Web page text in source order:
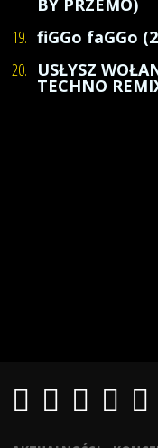
19. fiGGo faGGo
20. USŁYSZ
TECHNO